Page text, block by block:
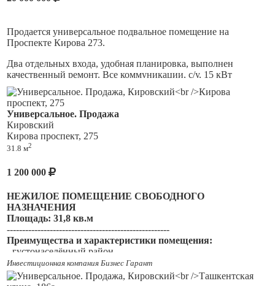
использовать под свои потребности. Качество материалов
объекта: стены- железобетонные крупнопанельные,
холодная и горячая вода. Разрешенная энергомощность 380
кВт.
Продается универсальное подвальное помещение на
Проспекте Кирова 273.
Два отдельных входа, удобная планировка, выполнен
качественный ремонт. Все коммуникации, с/у, 15 кВт
электроэнергии.
Место под рекламу на фасаде дома. Высокий транспортный и
пешеходный трафик, многочисленные магазины и т.п.
Удобные подъездные пути, есть место для разгрузки товара,
парковка перед помещением.
Подойдет под любой вид коммерческой деятельности.
Универсальное. Продажа
Кировский
Кирова проспект, 275
31.8 м2
1 200 000
НЕЖИЛОЕ ПОМЕЩЕНИЕ СВОБОДНОГО
НАЗНАЧЕНИЯ
Площадь: 31,8 кв.м
-----------------------------------------------------
Преимущества и характеристики помещения:
- густонаселённый район
- отдельный вход
-высота потолков -2,7 м.
Инвестиционная компания Бизнес Гарант